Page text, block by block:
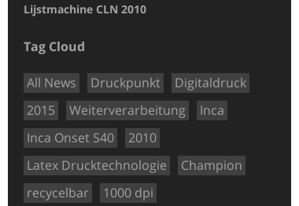
Lijstmachine CLN 2010
Tag Cloud
All News Druckpunkt
Digitaldruck
2015
Weiterverarbeitung
Inca
Inca Onset S40
2010
Latex Drucktechnologie
Champion
recycelbar
1000 dpi